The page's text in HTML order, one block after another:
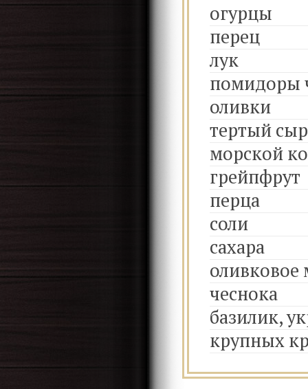
огурцы
перец
лук
помидоры
оливки
тертый сыр
морской
грейпфрут
перца
соли
сахара
оливковое
чеснока
базилик,
крупных